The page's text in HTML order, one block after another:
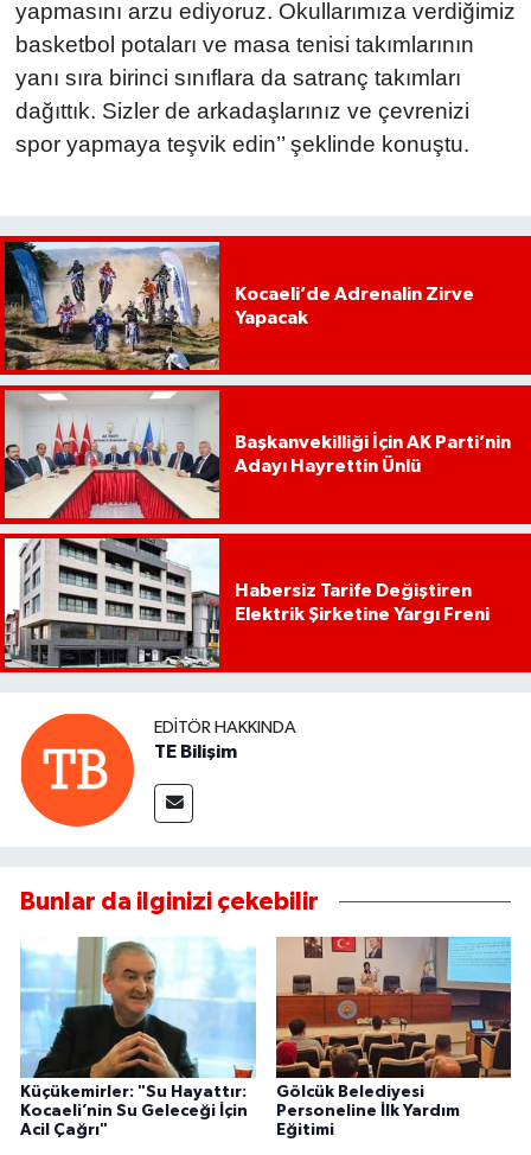
yapmasını arzu ediyoruz. Okullarımıza verdiğimiz
basketbol potaları ve masa tenisi takımlarının
yanı sıra birinci sınıflara da satranç takımları
dağıttık. Sizler de arkadaşlarınız ve çevrenizi
spor yapmaya teşvik edin’’ şeklinde konuştu.
Kocaeli’de Adrenalin Zirve
Yapacak
Başkanvekilliği İçin AK Parti’nin
Adayı Hayrettin Ünlü
Habersiz Tarife Değiştiren
Elektrik Şirketine Yargı Freni
EDITÖR HAKKINDA
TE Bilişim
Bunlar da ilginizi çekebilir
Küçükemirler: "Su Hayattır:
Kocaeli’nin Su Geleceği İçin
Acil Çağrı"
Gölcük Belediyesi
Personeline İlk Yardım
Eğitimi